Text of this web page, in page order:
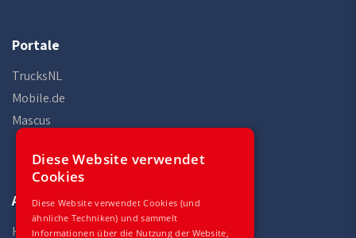
Portale
TrucksNL
Mobile.de
Mascus
Auto Gilles
Home
Diese Website verwendet
Cookies
Diese Website verwendet Cookies (und
ähnliche Techniken) und sammelt
Informationen über die Nutzung der Website,